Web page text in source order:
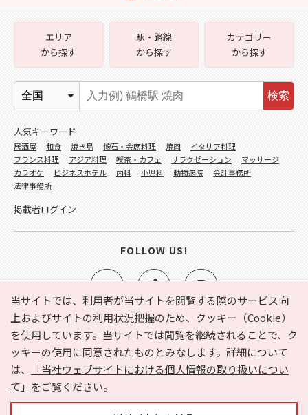
当サイトでは、利用者が当サイトを閲覧する際のサービス向
上およびサイトの利用状況把握のため、クッキー（Cookie）
を使用しています。当サイトでは閲覧を継続されることで、ク
ッキーの使用に同意されたものとみなします。詳細について
は、
「当社ウェブサイトにおける個人情報の取り扱いについ
て」 をご覧ください。
e-NAVITA（イーナビタ）とは？ お気に入り
ヘルプ
利用規約
個人情報の取り扱いについて
運営会社
サイトマップ
広告掲載に関するお問い合わせ
エリア
から探す
駅・路線
から探す
カテゴリー
から探す
検索
人気キーワード
居酒屋 和食 焼き鳥 懐石・会席料理 焼肉
イタリア料理
フランス料理
アジア料理 喫茶・カフェ リラクゼーション
マッサージ
カラオケ
ビジネスホテル 内科 小児科 動物病院
会計事務所
法律事務所
掲載者ログイン
FOLLOW US!